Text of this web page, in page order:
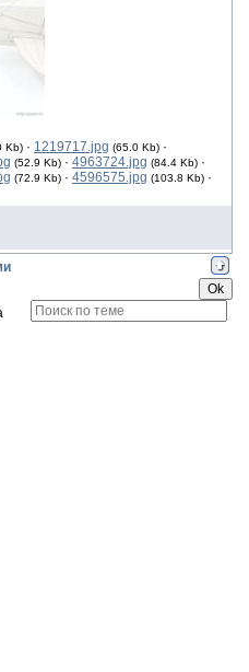
Kb) · 1219717.jpg (65.0 Kb) ·
(52.9 Kb) · 4963724.jpg (84.4 Kb) ·
(72.9 Kb) · 4596575.jpg (103.8 Kb) ·